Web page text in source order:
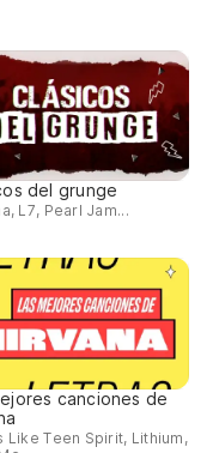
del grunge
L7, Pearl Jam...
canciones de
Like Teen Spirit, Lithium,